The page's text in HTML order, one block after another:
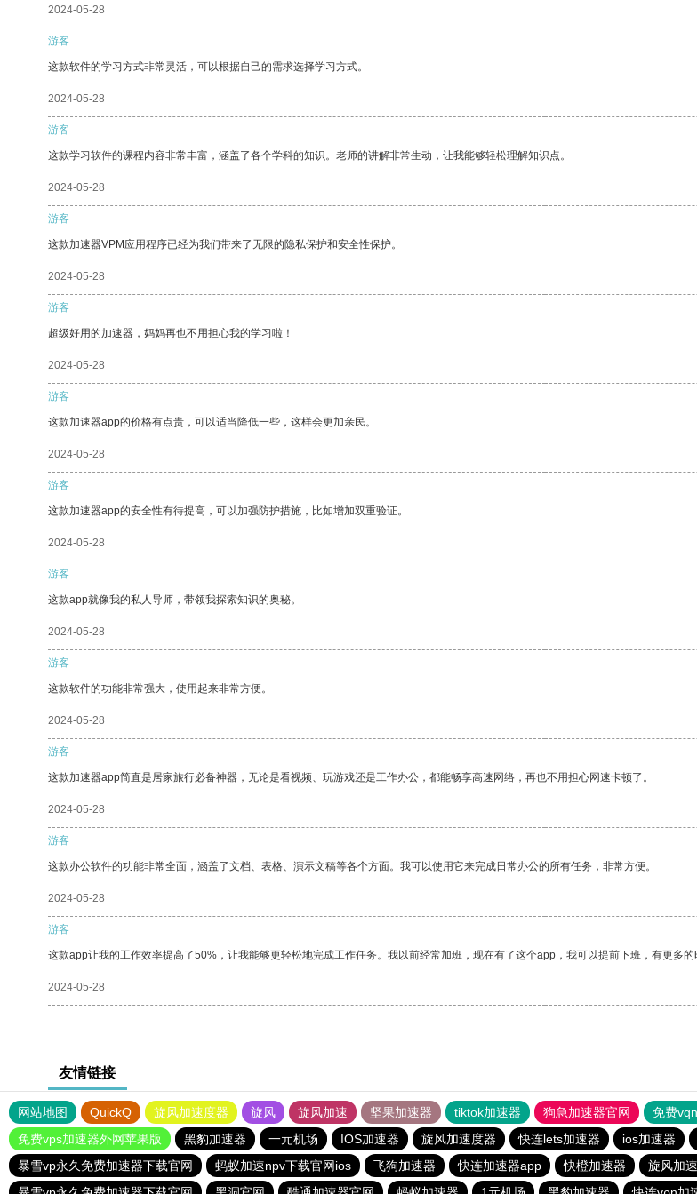
2024-05-28
游客
这款软件的学习方式非常灵活，可以根据自己的需求选择学习方式。
2024-05-28
游客
这款学习软件的课程内容非常丰富，涵盖了各个学科的知识。老师的讲解非常生动，让我能够轻松理解知识点。
2024-05-28
游客
这款加速器VPM应用程序已经为我们带来了无限的隐私保护和安全性保护。
2024-05-28
游客
超级好用的加速器，妈妈再也不用担心我的学习啦！
2024-05-28
游客
这款加速器app的价格有点贵，可以适当降低一些，这样会更加亲民。
2024-05-28
游客
这款加速器app的安全性有待提高，可以加强防护措施，比如增加双重验证。
2024-05-28
游客
这款app就像我的私人导师，带领我探索知识的奥秘。
2024-05-28
游客
这款软件的功能非常强大，使用起来非常方便。
2024-05-28
游客
这款加速器app简直是居家旅行必备神器，无论是看视频、玩游戏还是工作办公，都能畅享高速网络，再也不用担心网速卡顿了。
2024-05-28
游客
这款办公软件的功能非常全面，涵盖了文档、表格、演示文稿等各个方面。我可以使用它来完成日常办公的所有任务，非常方便。
2024-05-28
游客
这款app让我的工作效率提高了50%，让我能够更轻松地完成工作任务。我以前经常加班，现在有了这个app，我可以提前下班，有更多的
2024-05-28
友情链接
网站地图 QuickQ 旋风加速度器 旋风 旋风加速 坚果加速器 tiktok加速器 狗急加速器官网 免费
免费vps加速器外网苹果版
黑豹加速器 一元机场 IOS加速器 旋风加速度器 快连lets加速器 ios加速器
暴雪vp永久免费加速器下载官网
蚂蚁加速npv下载官网ios 飞狗加速器 快连加速器app 快橙加速器 旋风加